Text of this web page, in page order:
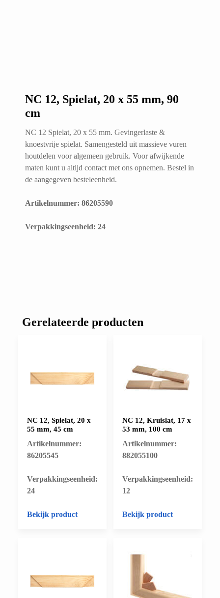
NC 12, Spielat, 20 x 55 mm, 90
cm
NC 12 Spielat, 20 x 55 mm. Gevingerlaste &
knoestvrije spielat. Samengesteld uit massieve vuren
houtdelen voor algemeen gebruik. Voor afwijkende
maten kunt u altijd contact met ons opnemen. Bestel in
de aangegeven besteleenheid.
Artikelnummer: 86205590
​Verpakkingseenheid: 24
Gerelateerde producten
NC 12, Spielat, 20 x
55 mm, 45 cm
Artikelnummer:
86205545
​Verpakkingseenheid:
24
Bekijk product
NC 12, Kruislat, 17 x
53 mm, 100 cm
Artikelnummer:
882055100
​Verpakkingseenheid:
12
Bekijk product